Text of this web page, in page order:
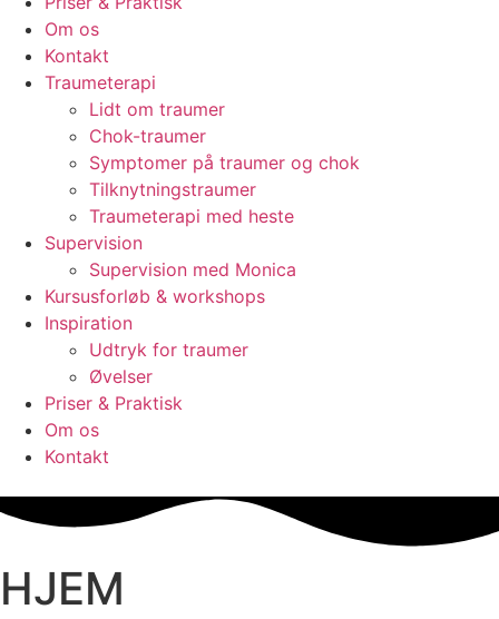
Om os
Kontakt
Traumeterapi
Lidt om traumer
Chok-traumer
Symptomer på traumer og chok
Tilknytningstraumer
Traumeterapi med heste
Supervision
Supervision med Monica
Kursusforløb & workshops
Inspiration
Udtryk for traumer
Øvelser
Priser & Praktisk
Om os
Kontakt
HJEM